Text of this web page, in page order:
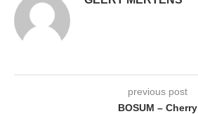
previous post
BOSUM – Cherry